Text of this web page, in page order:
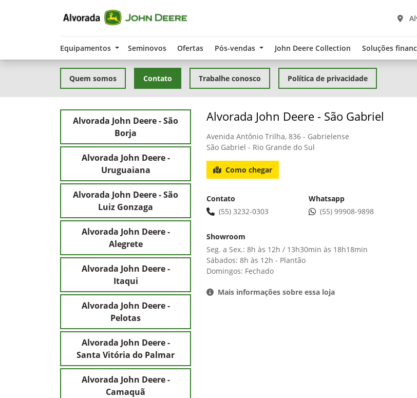
Equipamentos Seminovos Ofertas Pós-vendas John Deere Collection Soluções
Quem somos Contato Trabalhe conosco Política de privacidade
Alvorada John Deere - São
Borja
Alvorada John Deere -
Uruguaiana
Alvorada John Deere - São
Luiz Gonzaga
Alvorada John Deere -
Alegrete
Alvorada John Deere -
Itaqui
Alvorada John Deere -
Pelotas
Alvorada John Deere -
Santa Vitória do Palmar
Alvorada John Deere -
Camaquã
Alvorada John Deere - São Gabriel
Avenida Antônio Trilha, 836 - Gabrielense
São Gabriel - Rio Grande do Sul
Como chegar
Contato
(55) 3232-0303
Whatsapp
(55) 99908-9898
Showroom
Seg. a Sex.: 8h às 12h / 13h30min às 18h18min
Sábados: 8h às 12h - Plantão
Domingos: Fechado
Mais informações sobre essa loja